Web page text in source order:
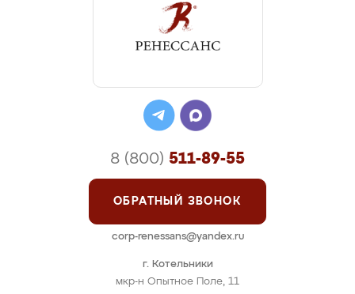
г. Котельники
мкр-н Опытное Поле, 11
8 (800) 511-89-55
ОБРАТНЫЙ ЗВОНОК
corp-renessans@yandex.ru